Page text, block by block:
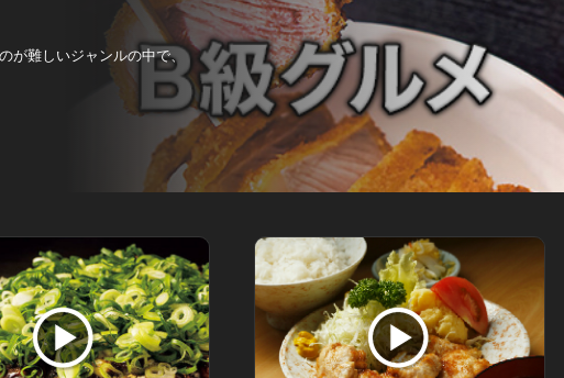
が難しいジャンルの中で、